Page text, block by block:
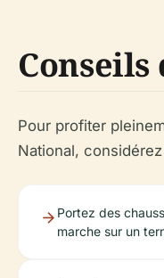
Conseils
Pour profiter
National,
Portez des
marche sur un